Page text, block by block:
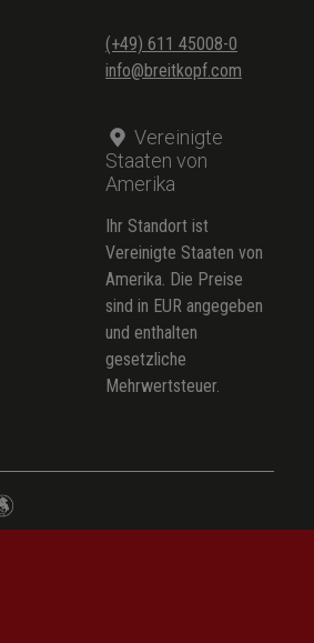
(+49) 611 45008-0
info@breitkopf.com
Vereinigte
Staaten von
Amerika
Ihr Standort ist
Vereinigte Staaten von
Amerika. Die Preise
sind in EUR angegeben
und enthalten
gesetzliche
Mehrwertsteuer.